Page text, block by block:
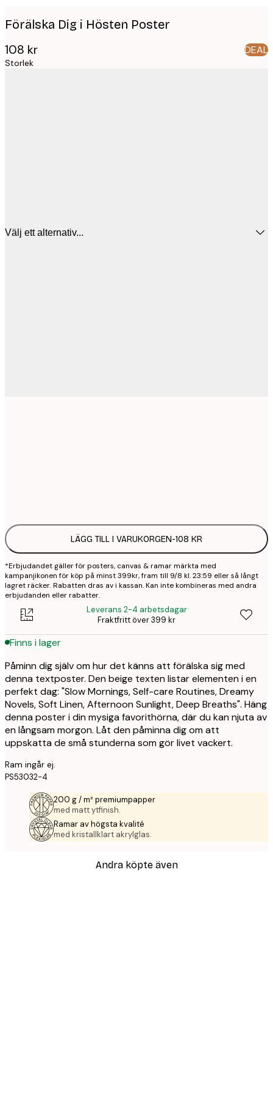
Förälska Dig i Hösten Poster
108 kr DEAL
Storlek
Välj ett alternativ...
LÄGG TILL I VARUKORGEN-108 KR
*Erbjudandet gäller för posters, canvas & ramar märkta med
kampanjikonen för köp på minst 399kr, fram till 9/8 kl. 23:59 eller så långt
lagret räcker. Rabatten dras av i kassan. Kan inte kombineras med andra
erbjudanden eller rabatter.
Leverans 2-4 arbetsdagar
Fraktfritt över 399 kr
Finns i lager
Påminn dig själv om hur det känns att förälska sig med
denna textposter. Den beige texten listar elementen i en
perfekt dag: "Slow Mornings, Self-care Routines, Dreamy
Novels, Soft Linen, Afternoon Sunlight, Deep Breaths". Häng
denna poster i din mysiga favorithörna, där du kan njuta av
en långsam morgon. Låt den påminna dig om att
uppskatta de små stunderna som gör livet vackert.
Ram ingår ej.
PS53032-4
200 g / m² premiumpapper
med matt ytfinish.
Ramar av högsta kvalité
med kristallklart akrylglas.
Andra köpte även